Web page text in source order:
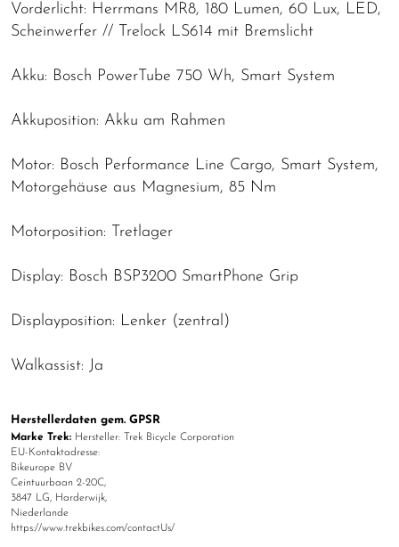
Vorderlicht: Herrmans MR8, 180 Lumen, 60 Lux, LED,
Scheinwerfer // Trelock LS614 mit Bremslicht
Akku: Bosch PowerTube 750 Wh, Smart System
Akkuposition: Akku am Rahmen
Motor: Bosch Performance Line Cargo, Smart System,
Motorgehäuse aus Magnesium, 85 Nm
Motorposition: Tretlager
Display: Bosch BSP3200 SmartPhone Grip
Displayposition: Lenker (zentral)
Walkassist: Ja
Herstellerdaten gem. GPSR
Marke Trek: Hersteller: Trek Bicycle Corporation
EU-Kontaktadresse:
Bikeurope BV
Ceintuurbaan 2-20C,
3847 LG, Harderwijk,
Niederlande
https://www.trekbikes.com/contactUs/